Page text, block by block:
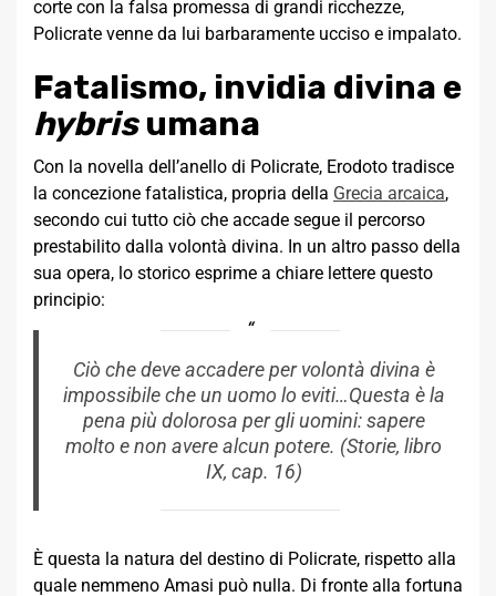
corte con la falsa promessa di grandi ricchezze,
Policrate venne da lui barbaramente ucciso e impalato.
Fatalismo, invidia divina e
hybrisumana
Con la novella dell’anello di Policrate, Erodoto tradisce
la concezione fatalistica, propria della Grecia arcaica,
secondo cui tutto ciò che accade segue il percorso
prestabilito dalla volontà divina. In un altro passo della
sua opera, lo storico esprime a chiare lettere questo
principio:
Ciò che deve accadere per volontà divina è
impossibile che un uomo lo eviti…Questa è la
pena più dolorosa per gli uomini: sapere
molto e non avere alcun potere. (Storie, libro
IX, cap. 16)
È questa la natura del destino di Policrate, rispetto alla
quale nemmeno Amasi può nulla. Di fronte alla fortuna